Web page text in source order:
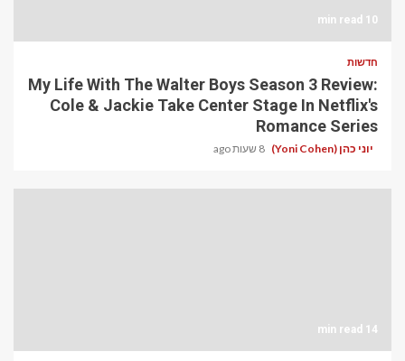
10 min read
חדשות
My Life With The Walter Boys Season 3 Review:
Cole & Jackie Take Center Stage In Netflix's
Romance Series
יוני כהן (Yoni Cohen) 8 שעות ago
14 min read